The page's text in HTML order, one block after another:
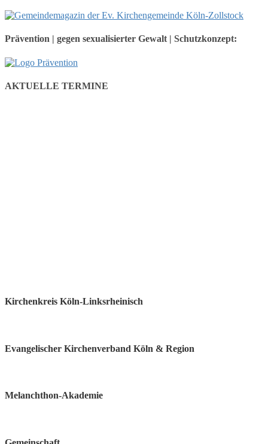
Prävention | gegen sexualisierter Gewalt | Schutzkonzept:
AKTUELLE TERMINE
Kirchenkreis Köln-Linksrheinisch
Evangelischer Kirchenverband Köln & Region
Melanchthon-Akademie